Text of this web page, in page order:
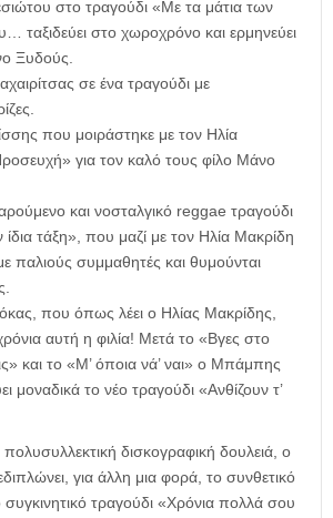
στο τραγούδι «Με τα μάτια των
ταξιδεύει στο χωροχρόνο και ερμηνεύει
Ξυδούς.
σε ένα τραγούδι με
που μοιράστηκε με τον Ηλία
για τον καλό τους φίλο Μάνο
και νοσταλγικό reggae τραγούδι
τάξη», που μαζί με τον Ηλία Μακρίδη
παλιούς συμμαθητές και θυμούνται
που όπως λέει ο Ηλίας Μακρίδης,
αυτή η φιλία! Μετά το «Βγες στο
και το «Μ’ όποια νά’ ναι» ο Μπάμπης
μοναδικά το νέο τραγούδι «Ανθίζουν τ’
δισκογραφική δουλειά, ο
για άλλη μια φορά, το συνθετικό
τραγούδι «Χρόνια πολλά σου